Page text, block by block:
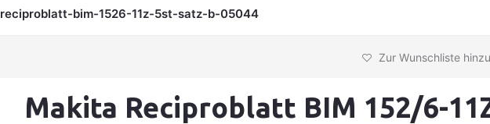
bim-1526-11z-5st-satz-b-05044
Zur Wunschliste
Makita Reciproblatt BIM 152/6-